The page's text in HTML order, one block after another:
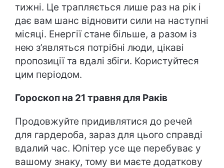
тижні. Це трапляється лише раз на рік і
дає вам шанс відновити сили на наступні
місяці. Енергії стане більше, а разом із
нею з’являться потрібні люди, цікаві
пропозиції та вдалі збіги. Користуйтеся
цим періодом.
Гороскоп на 21 травня для Раків
Продовжуйте придивлятися до речей
для гардероба, зараз для цього справді
вдалий час. Юпітер усе ще перебуває у
вашому знаку, тому ви маєте додаткову